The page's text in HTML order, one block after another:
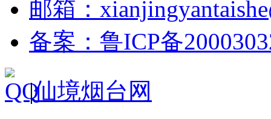
邮箱：
备案：鲁ICP备
|仙境烟台网